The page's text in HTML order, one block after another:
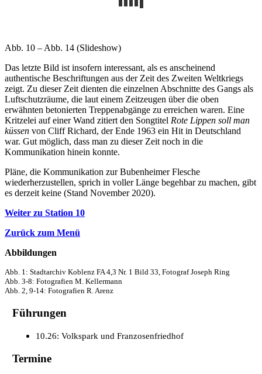
Abb. 10 – Abb. 14 (Slideshow)
Das letzte Bild ist insofern interessant, als es anscheinend
authentische Beschriftungen aus der Zeit des Zweiten Weltkriegs
zeigt. Zu dieser Zeit dienten die einzelnen Abschnitte des Gangs als
Luftschutzräume, die laut einem Zeitzeugen über die oben
erwähnten betonierten Treppenabgänge zu erreichen waren. Eine
Kritzelei auf einer Wand zitiert den Songtitel Rote Lippen soll man
küssen von Cliff Richard, der Ende 1963 ein Hit in Deutschland
war. Gut möglich, dass man zu dieser Zeit noch in die
Kommunikation hinein konnte.
Pläne, die Kommunikation zur Bubenheimer Flesche
wiederherzustellen, sprich in voller Länge begehbar zu machen, gibt
es derzeit keine (Stand November 2020).
Weiter zu Station 10
Zurück zum Menü
Abbildungen
Abb. 1: Stadtarchiv Koblenz FA 4,3 Nr. 1 Bild 33, Fotograf Joseph Ring
Abb. 3-8: Fotografien M. Kellermann
Abb. 2, 9-14: Fotografien R. Arenz
Führungen
10.26: Volkspark und Franzosenfriedhof
Termine